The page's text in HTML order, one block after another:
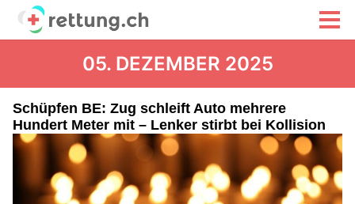
05. DEZEMBER 2025
Schüpfen BE: Zug schleift Auto mehrere
Hundert Meter mit – Lenker stirbt bei Kollision